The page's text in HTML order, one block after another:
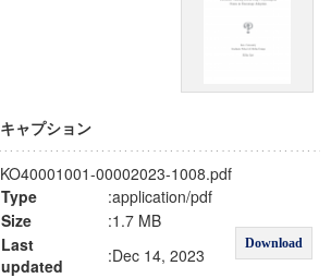
キャプション
KO40001001-00002023-1008.pdf
Type
:application/pdf
Download
Size
:1.7 MB
Last
updated
:Dec 14, 2023